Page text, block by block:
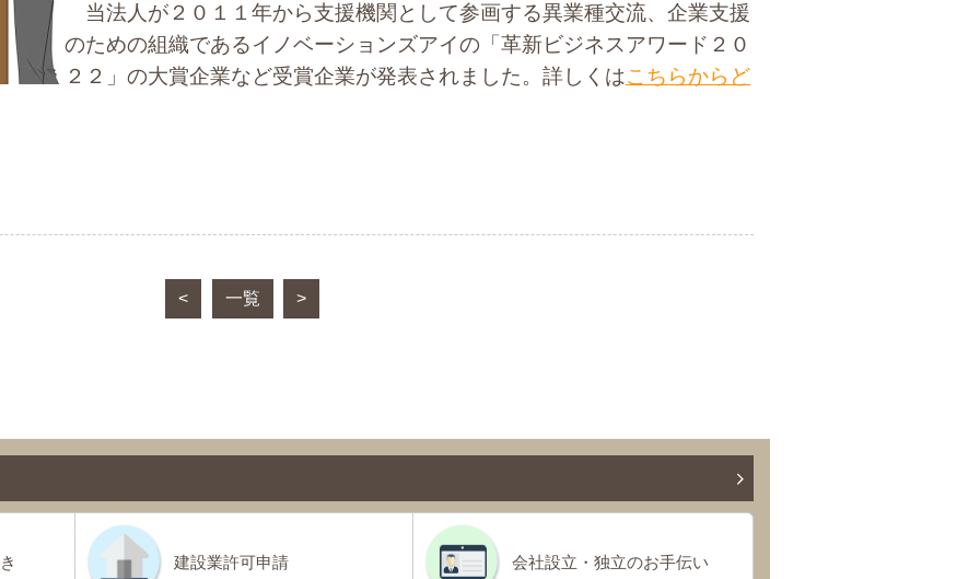
当法人が２０１１年から支援機関として参画する異業種交流、企業支援
のための組織であるイノベーションズアイの「革新ビジネスアワード２０
２２」の大賞企業など受賞企業が発表されました。詳しくはこちらからど
< 一覧 >
建設業許可申請 会社設立・独立のお手伝い